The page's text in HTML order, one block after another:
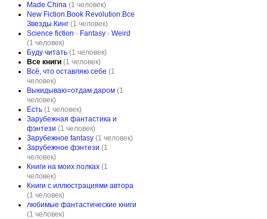
Made China (1 человек)
New Fiction.Book Revolution.Все
Звезды.Кинг (1 человек)
Science fiction · Fantasy · Weird
(1 человек)
Буду читать (1 человек)
Все книги (1 человек)
Всё, что оставляю себе (1
человек)
Выкидываю=отдам даром (1
человек)
Есть (1 человек)
Зарубежная фантастика и
фэнтези (1 человек)
Зарубежное fantasy (1 человек)
Зарубежное фэнтези (1
человек)
Книги на моих полках (1
человек)
Книги с иллюстрациями автора
(1 человек)
любимые фантастические книги
(1 человек)